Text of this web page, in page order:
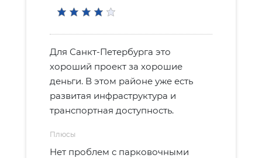
Для Санкт-Петербурга это
хороший проект за хорошие
деньги. В этом районе уже есть
развитая инфраструктура и
транспортная доступность.
Плюсы
Нет проблем с парковочными